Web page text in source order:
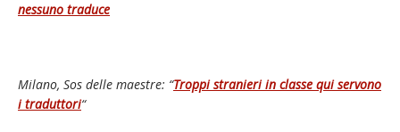
nessuno traduce
Milano, Sos delle maestre: “Troppi stranieri in classe qui servono
i traduttori“